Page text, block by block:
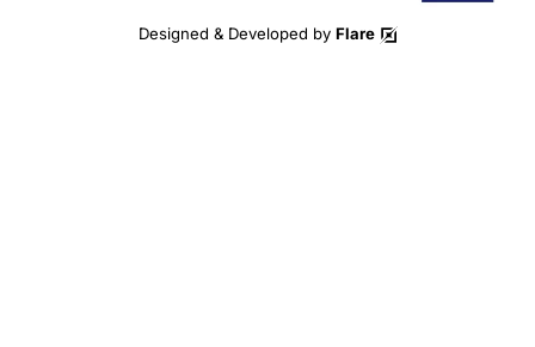
Designed & Developed by Flare